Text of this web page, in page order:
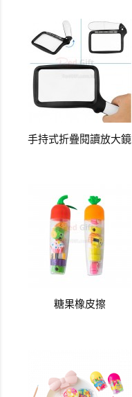
手持式折疊閱讀放大鏡
糖果橡皮擦